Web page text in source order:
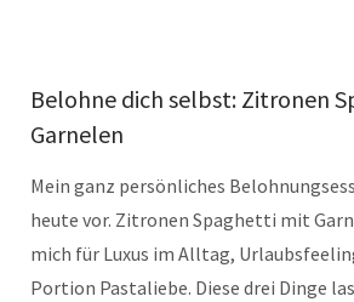
Belohne dich selbst: Zitronen
Garnelen
Mein ganz persönliches
heute vor. Zitronen Spaghetti mit
mich für Luxus im Alltag,
Portion Pastaliebe. Diese drei Dinge